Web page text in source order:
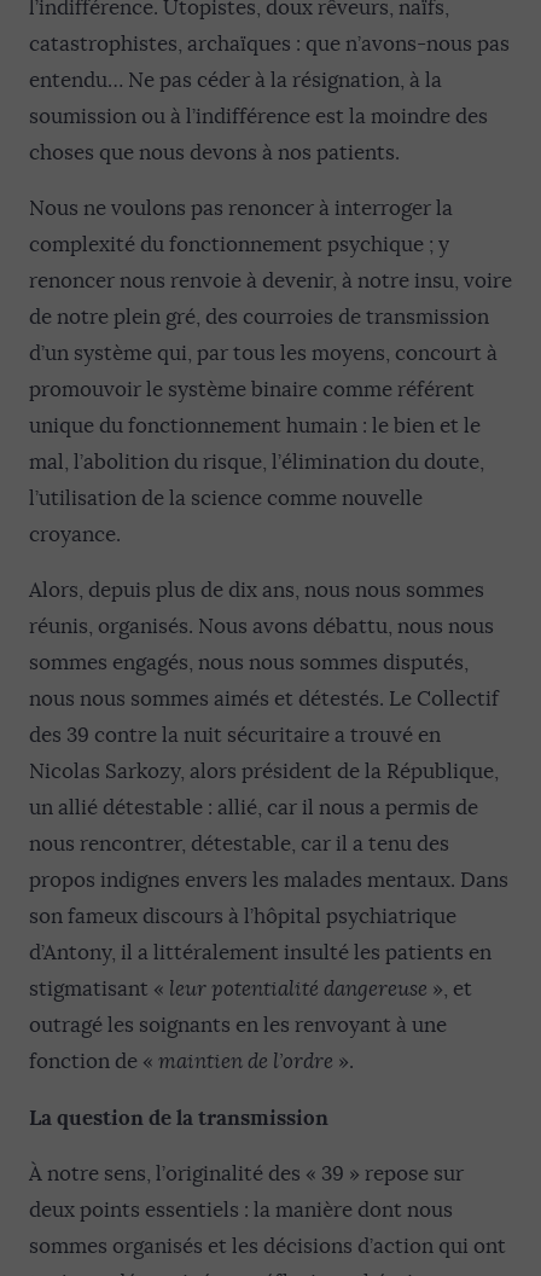
l’indifférence. Utopistes, doux rêveurs, naïfs,
catastrophistes, archaïques : que n’avons-nous pas
entendu… Ne pas céder à la résignation, à la
soumission ou à l’indifférence est la moindre des
choses que nous devons à nos patients.
Nous ne voulons pas renoncer à interroger la
complexité du fonctionnement psychique ; y
renoncer nous renvoie à devenir, à notre insu, voire
de notre plein gré, des courroies de transmission
d’un système qui, par tous les moyens, concourt à
promouvoir le système binaire comme référent
unique du fonctionnement humain : le bien et le
mal, l’abolition du risque, l’élimination du doute,
l’utilisation de la science comme nouvelle
croyance.
Alors, depuis plus de dix ans, nous nous sommes
réunis, organisés. Nous avons débattu, nous nous
sommes engagés, nous nous sommes disputés,
nous nous sommes aimés et détestés. Le Collectif
des 39 contre la nuit sécuritaire a trouvé en
Nicolas Sarkozy, alors président de la République,
un allié détestable : allié, car il nous a permis de
nous rencontrer, détestable, car il a tenu des
propos indignes envers les malades mentaux. Dans
son fameux discours à l’hôpital psychiatrique
d’Antony, il a littéralement insulté les patients en
stigmatisant « leur potentialité dangereuse », et
outragé les soignants en les renvoyant à une
fonction de « maintien de l’ordre ».
La question de la transmission
À notre sens, l’originalité des « 39 » repose sur
deux points essentiels : la manière dont nous
sommes organisés et les décisions d’action qui ont